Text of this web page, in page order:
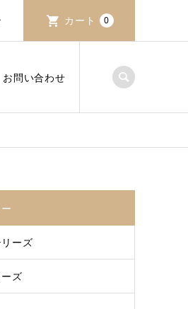
カート 0
お問い合わせ
ーズ
ズ